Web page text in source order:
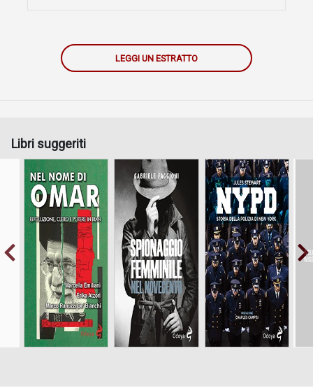
LEGGI UN ESTRATTO
Libri suggeriti
Rivoluzione, clero
e potere in Iran
Storia della Polizia
di New York